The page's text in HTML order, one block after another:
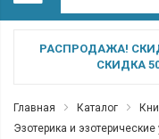
РАСПРОДАЖА!
СКИДКА
Главная Каталог
Эзотерика и эзотерические